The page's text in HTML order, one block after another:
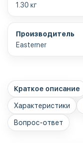
1.30 кг
Производитель
Easterner
Краткое описание
Характеристики
Вопрос-ответ